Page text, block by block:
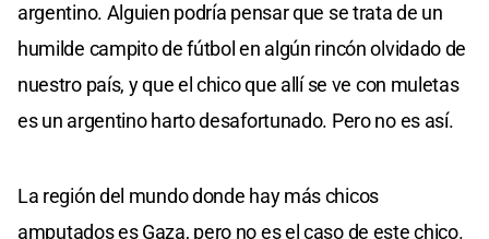
argentino. Alguien podría pensar que se trata de un
humilde campito de fútbol en algún rincón olvidado de
nuestro país, y que el chico que allí se ve con muletas
es un argentino harto desafortunado. Pero no es así.
La región del mundo donde hay más chicos
amputados es Gaza, pero no es el caso de este chico.